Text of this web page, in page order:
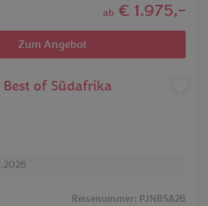
ab € 1.975,-
Zum Angebot
Best of Südafrika
Reisenummer: PJNBSA26